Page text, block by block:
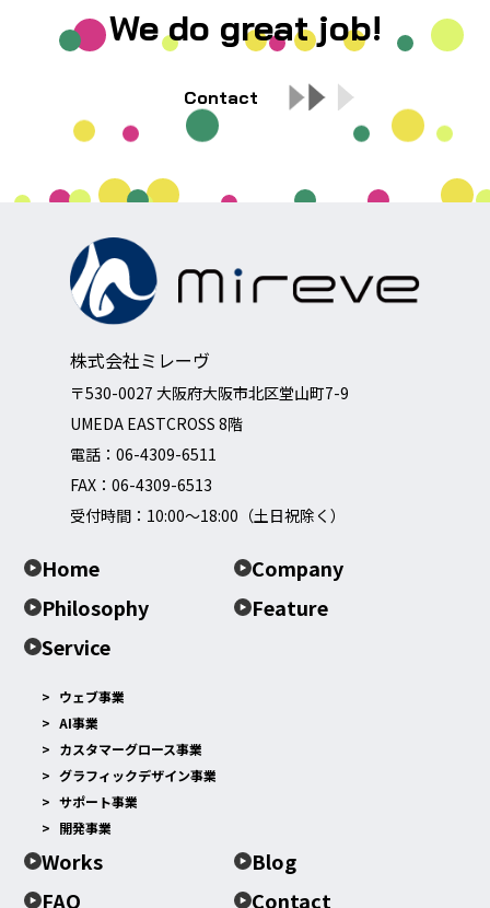
We do great job!
Contact
株式会社ミレーヴ
〒530-0027 大阪府大阪市北区堂山町7-9
UMEDA EASTCROSS 8階
電話： 06-4309-6511
FAX：06-4309-6513
受付時間：10:00～18:00（土日祝除く）
Home
Company
Philosophy
Feature
Service
ウェブ事業
AI事業
カスタマーグロース事業
グラフィックデザイン事業
サポート事業
開発事業
Works
Blog
FAQ
Contact